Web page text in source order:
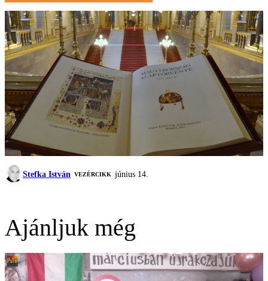
Stefka István VEZÉRCIKK június 14.
Ajánljuk még